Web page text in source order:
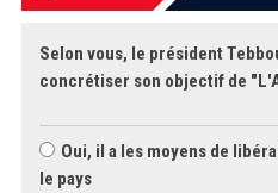
Selon vous, le président
concrétiser son objectif de
Oui, il a les moyens de
le pays